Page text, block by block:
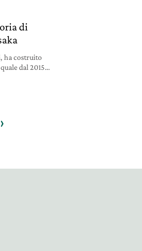
di
ha costruito
dal 2015
›